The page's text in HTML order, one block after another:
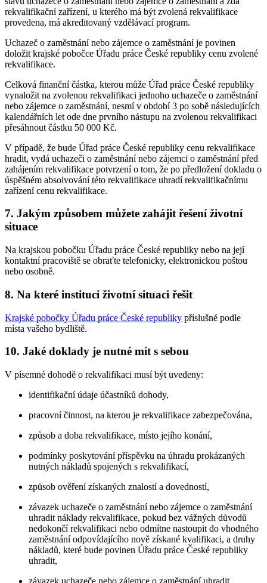
rekvalifikační zařízení, u kterého má být zvolená rekvalifikace
provedena, má akreditovaný vzdělávací program.
Uchazeč o zaměstnání nebo zájemce o zaměstnání je povinen
doložit krajské pobočce Úřadu práce České republiky cenu zvolené
rekvalifikace.
Celková finanční částka, kterou může Úřad práce České republiky
vynaložit na zvolenou rekvalifikaci jednoho uchazeče o zaměstnání
nebo zájemce o zaměstnání, nesmí v období 3 po sobě následujících
kalendářních let ode dne prvního nástupu na zvolenou rekvalifikaci
přesáhnout částku 50 000 Kč.
V případě, že bude Úřad práce České republiky cenu rekvalifikace
hradit, vydá uchazeči o zaměstnání nebo zájemci o zaměstnání před
zahájením rekvalifikace potvrzení o tom, že po předložení dokladu o
úspěšném absolvování této rekvalifikace uhradí rekvalifikačnímu
zařízení cenu rekvalifikace.
7. Jakým způsobem můžete zahájit řešení životní
situace
Na krajskou pobočku Úřadu práce České republiky nebo na její
kontaktní pracoviště se obraťte telefonicky, elektronickou poštou
nebo osobně.
8. Na které instituci životní situaci řešit
Krajské pobočky Úřadu práce České republiky příslušné podle
místa vašeho bydliště.
10. Jaké doklady je nutné mít s sebou
V písemné dohodě o rekvalifikaci musí být uvedeny:
identifikační údaje účastníků dohody,
pracovní činnost, na kterou je rekvalifikace zabezpečována,
způsob a doba rekvalifikace, místo jejího konání,
podmínky poskytování příspěvku na úhradu prokázaných
nutných nákladů spojených s rekvalifikací,
způsob ověření získaných znalostí a dovedností,
závazek uchazeče o zaměstnání nebo zájemce o zaměstnání
uhradit náklady rekvalifikace, pokud bez vážných důvodů
nedokončí rekvalifikaci nebo odmítne nastoupit do vhodného
zaměstnání odpovídajícího nově získané kvalifikaci, a druhy
nákladů, které bude povinen Úřadu práce České republiky
uhradit,
závazek uchazeče nebo zájemce o zaměstnání uhradit